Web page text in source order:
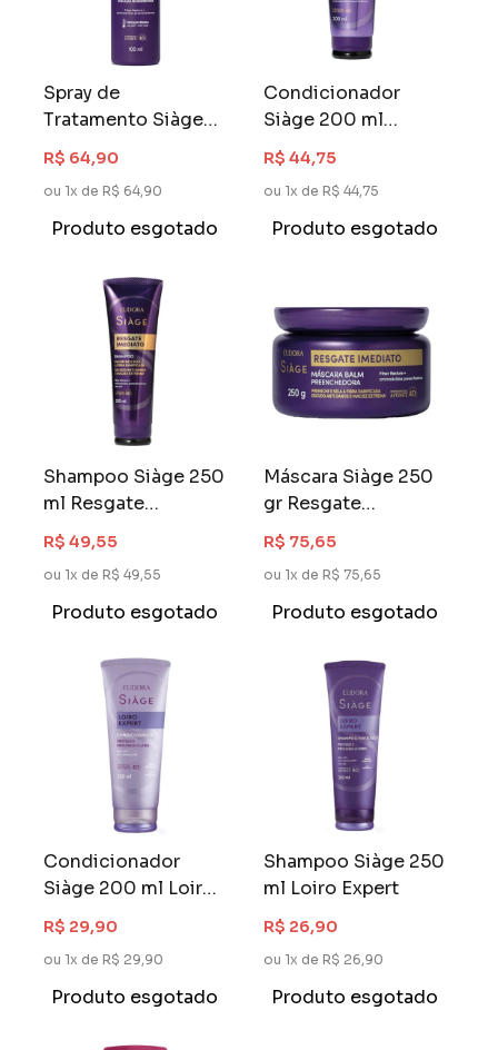
Spray de
Tratamento Siàge
100 ml Resgate
Imediato
R$ 64,90
ou 1x de R$ 64,90
Produto esgotado
Condicionador
Siàge 200 ml
Resgate Imediato
R$ 44,75
ou 1x de R$ 44,75
Produto esgotado
Shampoo Siàge 250
ml Resgate
Imediato
R$ 49,55
ou 1x de R$ 49,55
Produto esgotado
Máscara Siàge 250
gr Resgate
Imediato
R$ 75,65
ou 1x de R$ 75,65
Produto esgotado
Condicionador
Siàge 200 ml Loiro
Expert
R$ 29,90
ou 1x de R$ 29,90
Produto esgotado
Shampoo Siàge 250
ml Loiro Expert
R$ 26,90
ou 1x de R$ 26,90
Produto esgotado